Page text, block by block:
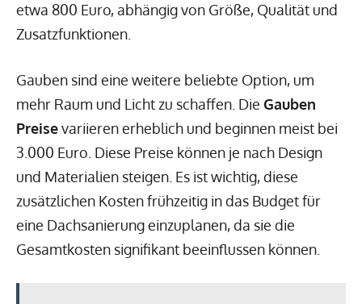
etwa 800 Euro, abhängig von Größe, Qualität und
Zusatzfunktionen.
Gauben sind eine weitere beliebte Option, um
mehr Raum und Licht zu schaffen. Die Gauben
Preisevariieren erheblich und beginnen meist bei
3.000 Euro. Diese Preise können je nach Design
und Materialien steigen. Es ist wichtig, diese
zusätzlichen Kosten frühzeitig in das Budget für
eine Dachsanierung einzuplanen, da sie die
Gesamtkosten signifikant beeinflussen können.